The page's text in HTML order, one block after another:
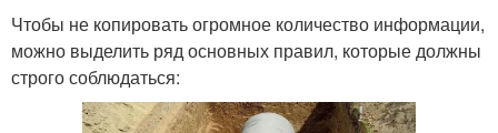
Чтобы не копировать огромное количество информации,
можно выделить ряд основных правил, которые должны
строго соблюдаться: